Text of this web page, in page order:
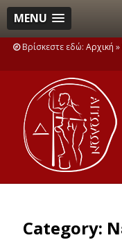
MENU
Βρίσκεστε εδώ: Αρχική »
Category: